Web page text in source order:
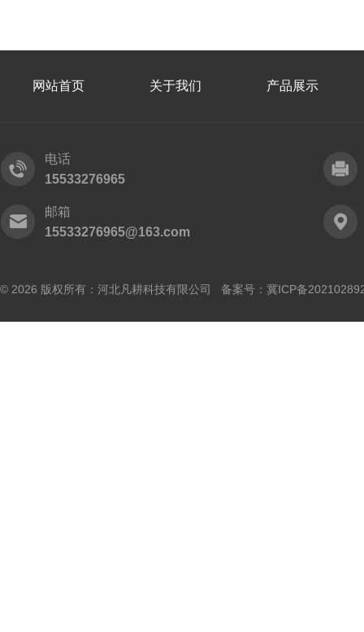
网站首页 关于我们 产品展示
电话
15533276965
邮箱
15533276965@163.com
© 2026 版权所有：河北凡耕科技有限公司 备案号： 冀ICP备